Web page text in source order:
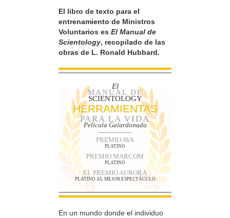
El libro de texto para el
entrenamiento de Ministros
Voluntarios es El Manual de
Scientology, recopilado de las
obras de L. Ronald Hubbard.
El
MANUAL DE
SCIENTOLOGY
HERRAMIENTAS
PARA LA VIDA
Película Galardonada
PREMIO AVA
PLATINO
PREMIO MARCOM
PLATINO
EL PREMIO AURORA
PLATINO AL MEJOR ESPECTÁCULO
En un mundo donde el individuo